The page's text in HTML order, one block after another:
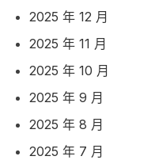
2025 年 12 月
2025 年 11 月
2025 年 10 月
2025 年 9 月
2025 年 8 月
2025 年 7 月